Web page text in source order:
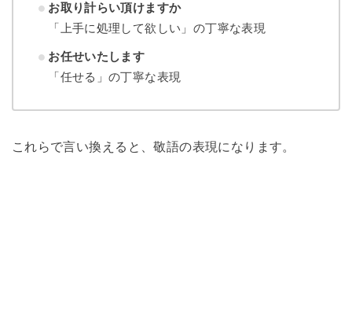
お取り計らい頂けますか
「上手に処理して欲しい」の丁寧な表現
お任せいたします
「任せる」の丁寧な表現
これらで言い換えると、敬語の表現になります。